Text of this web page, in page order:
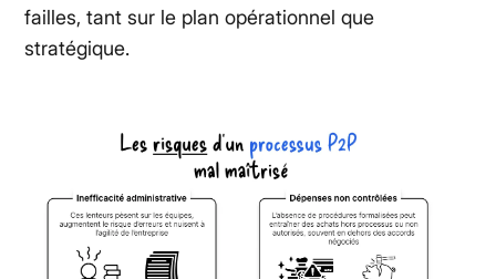
failles, tant sur le plan opérationnel que
stratégique.